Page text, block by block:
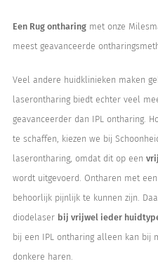
Een Rug ontharing met onze
meest geavanceerde
Veel andere huidklinieken maken
laserontharing biedt echter veel
geavanceerder dan IPL ontharing.
te schaffen, kiezen we bij
laserontharing, omdat dit op een
wordt uitgevoerd. Ontharen met
behoorlijk pijnlijk te kunnen zijn.
diodelaser bij vrijwel ieder
bij een IPL ontharing alleen kan bij
donkere haren.